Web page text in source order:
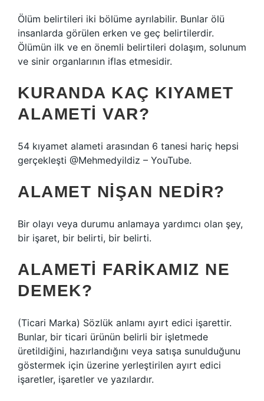
Ölüm belirtileri iki bölüme ayrılabilir. Bunlar ölü
insanlarda görülen erken ve geç belirtilerdir.
Ölümün ilk ve en önemli belirtileri dolaşım, solunum
ve sinir organlarının iflas etmesidir.
KURANDA KAÇ KIYAMET
ALAMETI VAR?
54 kıyamet alameti arasından 6 tanesi hariç hepsi
gerçekleşti @Mehmedyildiz – YouTube.
ALAMET NIŞAN NEDIR?
Bir olayı veya durumu anlamaya yardımcı olan şey,
bir işaret, bir belirti, bir belirti.
ALAMETI FARIKAMIZ NE
DEMEK?
(Ticari Marka) Sözlük anlamı ayırt edici işarettir.
Bunlar, bir ticari ürünün belirli bir işletmede
üretildiğini, hazırlandığını veya satışa sunulduğunu
göstermek için üzerine yerleştirilen ayırt edici
işaretler, işaretler ve yazılardır.